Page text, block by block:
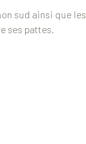
sud ainsi que les
ses pattes.